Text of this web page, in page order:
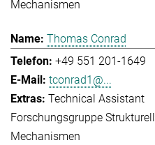
Mechanismen
Thomas Conrad
+49 551 201-1649
tconrad1@...
Technical Assistant
Forschungsgruppe
Mechanismen